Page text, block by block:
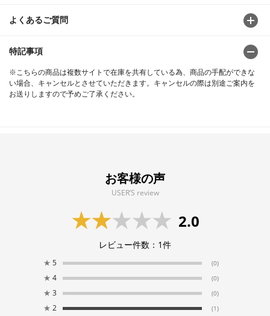
よくあるご質問
特記事項
※こちらの商品は複数サイトで在庫を共有している為、商品の手配ができな
い場合、キャンセルとさせていただきます。キャンセルの際は別途ご案内を
お送りしますので予めご了承ください。
お客様の声
USER’S review
2.0
レビュー件数： 1件
★ 5 (0)
★ 4 (0)
★ 3 (0)
★ 2 (1)